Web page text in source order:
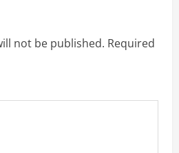
not be published. Required